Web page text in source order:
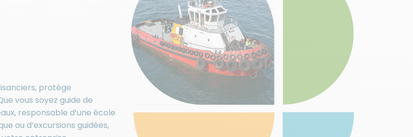
protège
vous soyez guide de
responsable d’une école
ou d’excursions guidées,